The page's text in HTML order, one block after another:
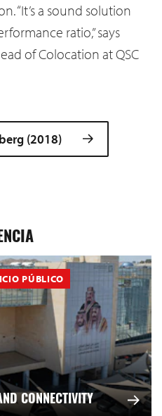
“It’s a sound solution
ratio,” says
of Colocation at QSC
(2018)
PÚBLICO
CONNECTIVITY